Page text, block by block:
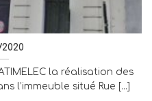
la réalisation des
l’immeuble situé Rue [...]